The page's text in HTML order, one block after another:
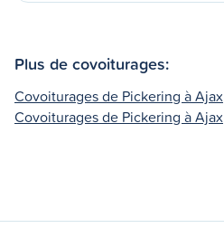
Plus de covoiturages:
Covoiturages de Pickering à Ajax
Covoiturages de Pickering à Ajax